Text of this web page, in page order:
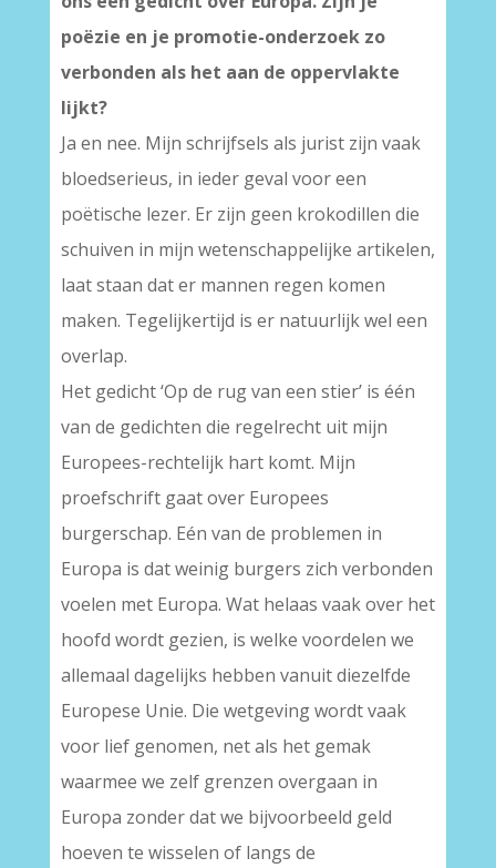
poëzie en je promotie-onderzoek zo
verbonden als het aan de oppervlakte
lijkt?
Ja en nee. Mijn schrijfsels als jurist zijn vaak
bloedserieus, in ieder geval voor een
poëtische lezer. Er zijn geen krokodillen die
schuiven in mijn wetenschappelijke artikelen,
laat staan dat er mannen regen komen
maken. Tegelijkertijd is er natuurlijk wel een
overlap.
Het gedicht ‘Op de rug van een stier’ is één
van de gedichten die regelrecht uit mijn
Europees-rechtelijk hart komt. Mijn
proefschrift gaat over Europees
burgerschap. Eén van de problemen in
Europa is dat weinig burgers zich verbonden
voelen met Europa. Wat helaas vaak over het
hoofd wordt gezien, is welke voordelen we
allemaal dagelijks hebben vanuit diezelfde
Europese Unie. Die wetgeving wordt vaak
voor lief genomen, net als het gemak
waarmee we zelf grenzen overgaan in
Europa zonder dat we bijvoorbeeld geld
hoeven te wisselen of langs de